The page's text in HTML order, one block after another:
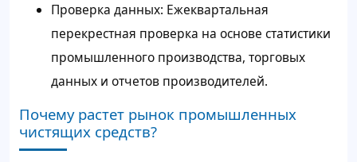
Проверка данных: Ежеквартальная
перекрестная проверка на основе статистики
промышленного производства, торговых
данных и отчетов производителей.
Почему растет рынок промышленных
чистящих средств?